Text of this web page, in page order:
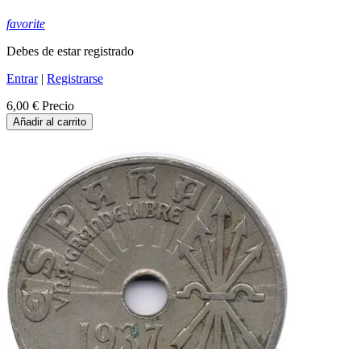
favorite
Debes de estar registrado
Entrar| Registrarse
6,00 € Precio
Añadir al carrito